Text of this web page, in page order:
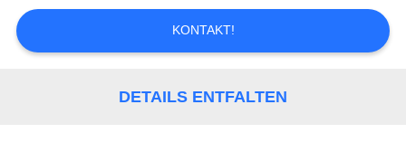
FORDERN
KONTAKT!
DETAILS ENTFALTEN